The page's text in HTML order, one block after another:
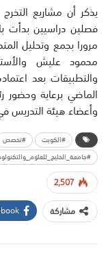
فصلين دراسيين بدأت
مرورا بجمع وتحليل
محمود عليش
والتطبيقات بعد
الماضي برعاية
وأعضاء هيئة التدريس
#الكويت #تخصص
2,507
مشاركة